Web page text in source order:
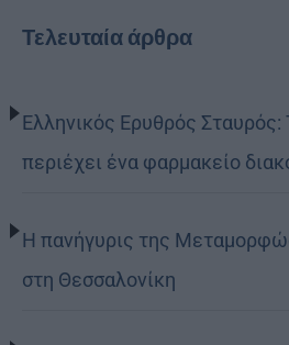
Τελευταία άρθρα
Ελληνικός Ερυθρός Σταυρός:
περιέχει ένα φαρμακείο
Η πανήγυρις της
στη Θεσσαλονίκη